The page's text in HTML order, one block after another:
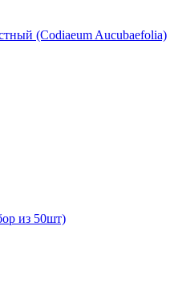
(Codiaeum Aucubaefolia)
из 50шт)